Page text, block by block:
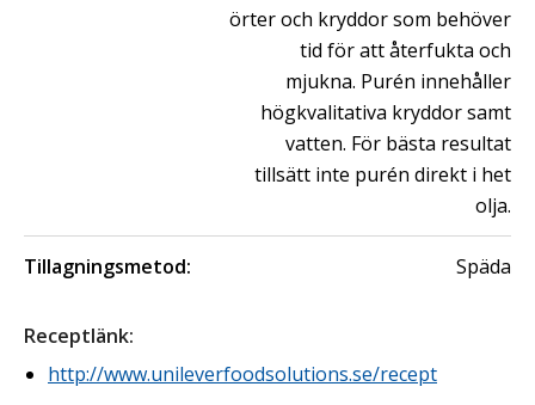
örter och kryddor som behöver
tid för att återfukta och
mjukna. Purén innehåller
högkvalitativa kryddor samt
vatten. För bästa resultat
tillsätt inte purén direkt i het
olja.
Tillagningsmetod: Späda
Receptlänk:
http://www.unileverfoodsolutions.se/recept